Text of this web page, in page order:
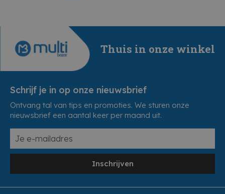
Thuis in onze winkel
Schrijf je in op onze nieuwsbrief
Ontvang tal van tips en promoties. We sturen onze
nieuwsbrief een aantal keer per maand uit.
Inschrijven